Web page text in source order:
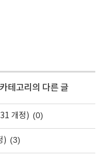
테고리의 다른 글
개정) (0)
) (3)